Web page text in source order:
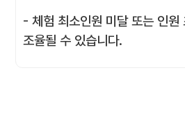
- 체험 최소인원 미달 또는 인원
조율될 수 있습니다.